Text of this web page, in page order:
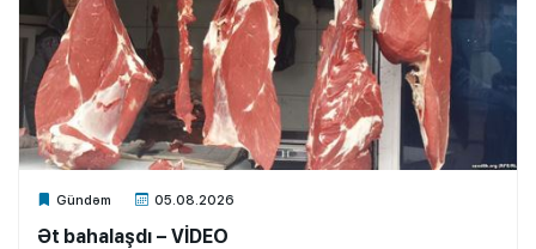
Gündəm 05.08.2026
Xalq.Online
Ət bahalaşdı – VİDEO